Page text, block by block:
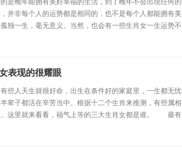
并非每个人的运势都是相同的，也不是每个人都能拥有美
独一生，毫无意义。当然，也会有一些生肖女一生运势不
福的属相女都有哪些? 生肖狗 狗年出生的人善良温
表现的很耀眼
人天生就很好命，出生在条件好的家庭里，一生都无忧
辈子都活在辛苦当中。根据十二个生肖来推测，有些属相
。这里就来看看，福气上等的三大生肖女都是谁。 最有
福气的生肖女，排名第一位的当属生肖虎。这个属相